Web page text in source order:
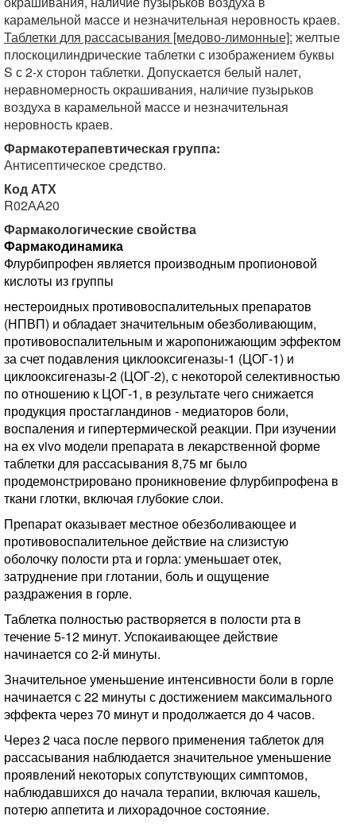
карамельной массе и незначительная неровность краев.
Таблетки для рассасывания [медово-лимонные]: желтые
плоскоцилиндрические таблетки с изображением буквы
S с 2-х сторон таблетки. Допускается белый налет,
неравномерность окрашивания, наличие пузырьков
воздуха в карамельной массе и незначительная
неровность краев.
Фармакотерапевтическая группа:
Антисептическое средство.
Код АТХ
R02АА20
Фармакологические свойства
Фармакодинамика
Флурбипрофен является производным пропионовой
кислоты из группы
нестероидных противовоспалительных препаратов
(НПВП) и обладает значительным обезболивающим,
противовоспалительным и жаропонижающим эффектом
за счет подавления циклооксигеназы-1 (ЦОГ-1) и
циклооксигеназы-2 (ЦОГ-2), с некоторой селективностью
по отношению к ЦОГ-1, в результате чего снижается
продукция простагландинов - медиаторов боли,
воспаления и гипертермической реакции. При изучении
на ex vivo модели препарата в лекарственной форме
таблетки для рассасывания 8,75 мг было
продемонстрировано проникновение флурбипрофена в
ткани глотки, включая глубокие слои.
Препарат оказывает местное обезболивающее и
противовоспалительное действие на слизистую
оболочку полости рта и горла: уменьшает отек,
затруднение при глотании, боль и ощущение
раздражения в горле.
Таблетка полностью растворяется в полости рта в
течение 5-12 минут. Успокаивающее действие
начинается со 2-й минуты.
Значительное уменьшение интенсивности боли в горле
начинается с 22 минуты с достижением максимального
эффекта через 70 минут и продолжается до 4 часов.
Через 2 часа после первого применения таблеток для
рассасывания наблюдается значительное уменьшение
проявлений некоторых сопутствующих симптомов,
наблюдавшихся до начала терапии, включая кашель,
потерю аппетита и лихорадочное состояние.